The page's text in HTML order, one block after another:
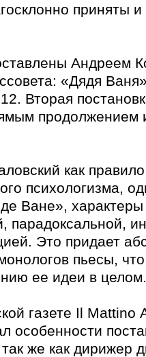
приняты и
Андреем
«Дядя
Вторая
продолжением
как
психологизма,
Ване»,
парадоксальной,
Это придает
пьесы,
ее идеи в целом.
газете Il Mattino
особенности
же как дирижер